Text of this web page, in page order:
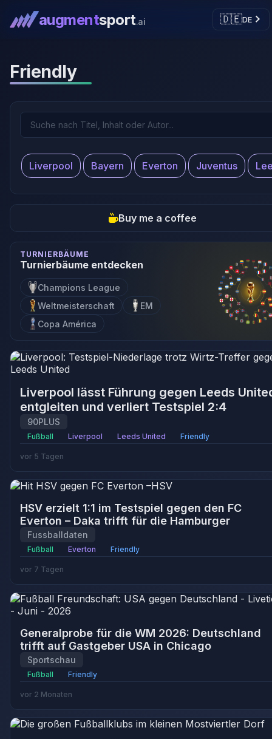
augmentsport.ai 🇩🇪DE
Friendly
Liverpool Bayern Everton Juventus
Buy me a coffee
TURNIERBÄUME
Turnierbäume entdecken
Champions League
Weltmeisterschaft
EM
Copa América
Liverpool lässt Führung gegen Leeds
entgleiten und verliert Testspiel 2:4
90PLUS
Fußball Liverpool Leeds United Friendly
vor 5 Tagen
HSV erzielt 1:1 im Testspiel gegen den FC
Everton – Daka trifft für die Hamburger
Fussballdaten
Fußball Everton Friendly
vor 7 Tagen
Generalprobe für die WM 2026: Deutschland
trifft auf Gastgeber USA in Chicago
Sportschau
Fußball Friendly
vor 2 Monaten